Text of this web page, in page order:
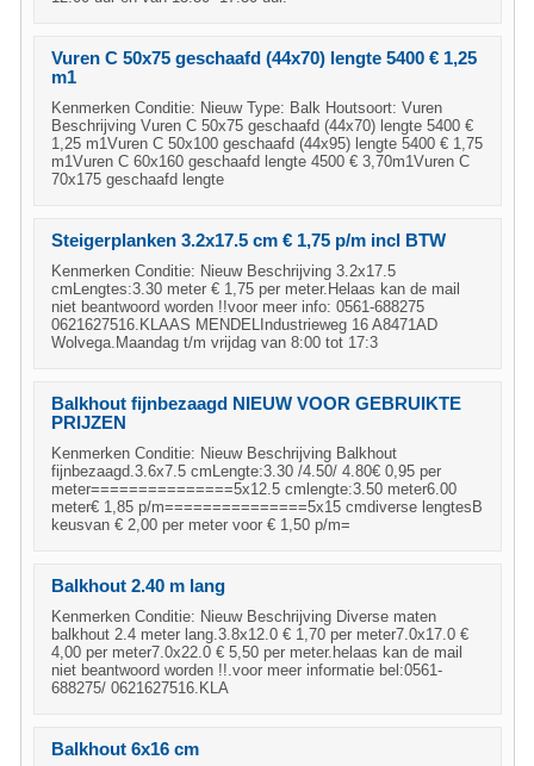
Vuren C 50x75 geschaafd (44x70) lengte 5400 € 1,25
m1
Kenmerken Conditie: Nieuw Type: Balk Houtsoort: Vuren
Beschrijving Vuren C 50x75 geschaafd (44x70) lengte 5400 €
1,25 m1Vuren C 50x100 geschaafd (44x95) lengte 5400 € 1,75
m1Vuren C 60x160 geschaafd lengte 4500 € 3,70m1Vuren C
70x175 geschaafd lengte
Steigerplanken 3.2x17.5 cm € 1,75 p/m incl BTW
Kenmerken Conditie: Nieuw Beschrijving 3.2x17.5
cmLengtes:3.30 meter € 1,75 per meter.Helaas kan de mail
niet beantwoord worden !!voor meer info: 0561-688275
0621627516.KLAAS MENDELIndustrieweg 16 A8471AD
Wolvega.Maandag t/m vrijdag van 8:00 tot 17:3
Balkhout fijnbezaagd NIEUW VOOR GEBRUIKTE
PRIJZEN
Kenmerken Conditie: Nieuw Beschrijving Balkhout
fijnbezaagd.3.6x7.5 cmLengte:3.30 /4.50/ 4.80€ 0,95 per
meter===============5x12.5 cmlengte:3.50 meter6.00
meter€ 1,85 p/m===============5x15 cmdiverse lengtesB
keusvan € 2,00 per meter voor € 1,50 p/m=
Balkhout 2.40 m lang
Kenmerken Conditie: Nieuw Beschrijving Diverse maten
balkhout 2.4 meter lang.3.8x12.0 € 1,70 per meter7.0x17.0 €
4,00 per meter7.0x22.0 € 5,50 per meter.helaas kan de mail
niet beantwoord worden !!.voor meer informatie bel:0561-
688275/ 0621627516.KLA
Balkhout 6x16 cm